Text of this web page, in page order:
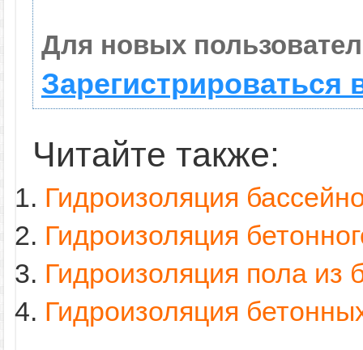
Для новых
Зарегистрироваться
Читайте также:
Гидроизоляция
Гидроизоляция
Гидроизоляция пола из
Гидроизоляция